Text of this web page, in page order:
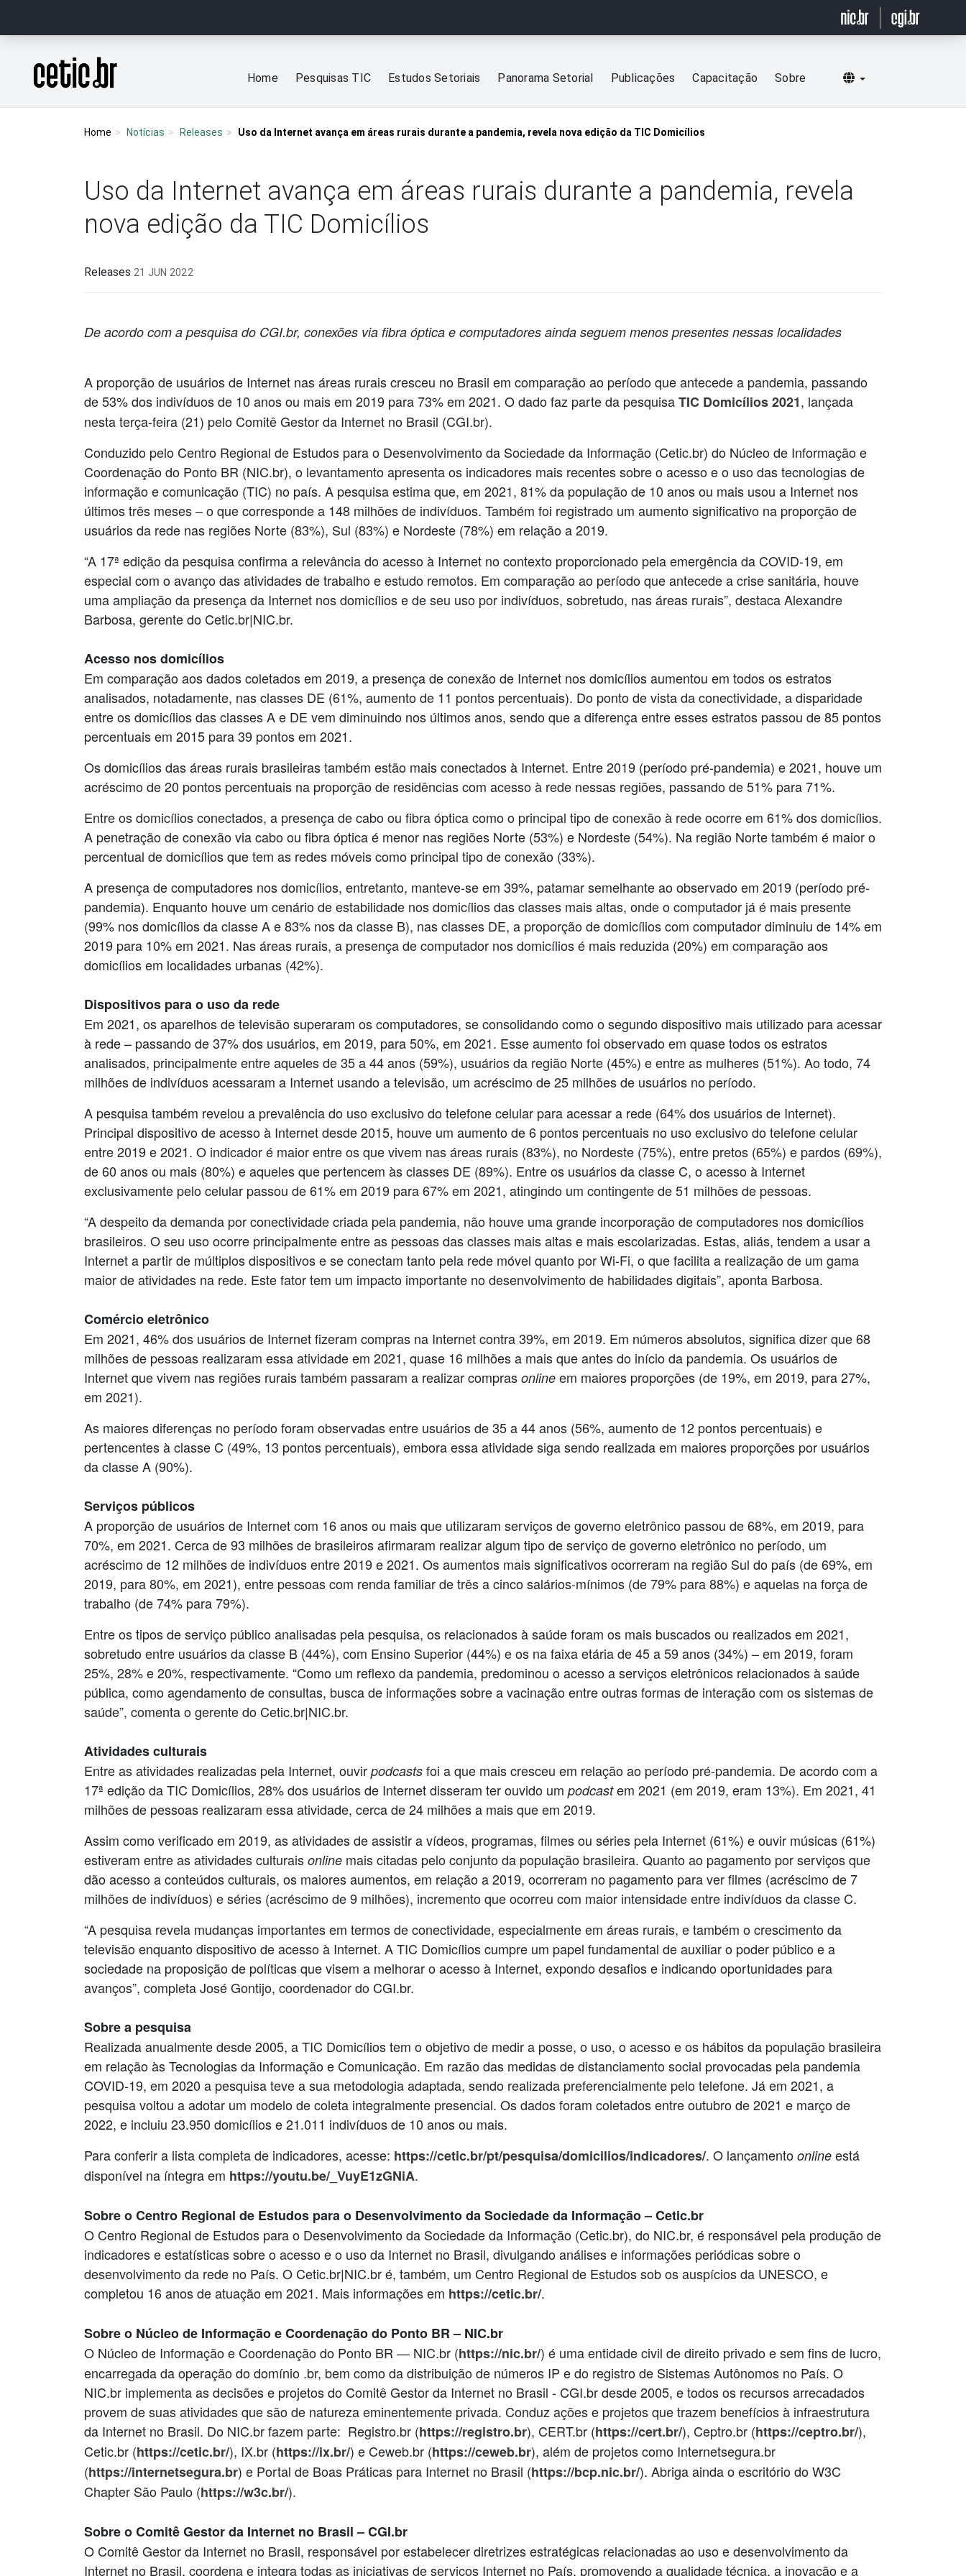
Página inicial
Home Pesquisas TIC Estudos Setoriais Panorama Setorial Publicações Capacitação Sobre Selecionar idioma
Home Notícias Releases Uso da Internet avança em áreas rurais durante a pandemia, revela nova edição da TIC Domicílios
Uso da Internet avança em áreas rurais durante a pandemia, revela
nova edição da TIC Domicílios
Releases 21 JUN 2022
De acordo com a pesquisa do CGI.br, conexões via fibra óptica e computadores ainda seguem menos presentes nessas localidades
A proporção de usuários de Internet nas áreas rurais cresceu no Brasil em comparação ao período que antecede a pandemia, passando
de 53% dos indivíduos de 10 anos ou mais em 2019 para 73% em 2021. O dado faz parte da pesquisaTIC Domicílios 2021, lançada
nesta terça-feira (21) pelo Comitê Gestor da Internet no Brasil (CGI.br).
Conduzido pelo Centro Regional de Estudos para o Desenvolvimento da Sociedade da Informação (Cetic.br) do Núcleo de Informação e
Coordenação do Ponto BR (NIC.br), o levantamento apresenta os indicadores mais recentes sobre o acesso e o uso das tecnologias de
informação e comunicação (TIC) no país. A pesquisa estima que, em 2021, 81% da população de 10 anos ou mais usou a Internet nos
últimos três meses – o que corresponde a 148 milhões de indivíduos. Também foi registrado um aumento significativo na proporção de
usuários da rede nas regiões Norte (83%), Sul (83%) e Nordeste (78%) em relação a 2019.
“A 17ª edição da pesquisa confirma a relevância do acesso à Internet no contexto proporcionado pela emergência da COVID-19, em
especial com o avanço das atividades de trabalho e estudo remotos. Em comparação ao período que antecede a crise sanitária, houve
uma ampliação da presença da Internet nos domicílios e de seu uso por indivíduos, sobretudo, nas áreas rurais”, destaca Alexandre
Barbosa, gerente do Cetic.br|NIC.br.
Acesso nos domicílios
Em comparação aos dados coletados em 2019, a presença de conexão de Internet nos domicílios aumentou em todos os estratos
analisados, notadamente, nas classes DE (61%, aumento de 11 pontos percentuais). Do ponto de vista da conectividade, a disparidade
entre os domicílios das classes A e DE vem diminuindo nos últimos anos, sendo que a diferença entre esses estratos passou de 85 pontos
percentuais em 2015 para 39 pontos em 2021.
Os domicílios das áreas rurais brasileiras também estão mais conectados à Internet. Entre 2019 (período pré-pandemia) e 2021, houve um
acréscimo de 20 pontos percentuais na proporção de residências com acesso à rede nessas regiões, passando de 51% para 71%.
Entre os domicílios conectados, a presença de cabo ou fibra óptica como o principal tipo de conexão à rede ocorre em 61% dos domicílios.
A penetração de conexão via cabo ou fibra óptica é menor nas regiões Norte (53%) e Nordeste (54%). Na região Norte também é maior o
percentual de domicílios que tem as redes móveis como principal tipo de conexão (33%).
A presença de computadores nos domicílios, entretanto, manteve-se em 39%, patamar semelhante ao observado em 2019 (período pré-
pandemia). Enquanto houve um cenário de estabilidade nos domicílios das classes mais altas, onde o computador já é mais presente
(99% nos domicílios da classe A e 83% nos da classe B), nas classes DE, a proporção de domicílios com computador diminuiu de 14% em
2019 para 10% em 2021. Nas áreas rurais, a presença de computador nos domicílios é mais reduzida (20%) em comparação aos
domicílios em localidades urbanas (42%).
Dispositivos para o uso da rede
Em 2021, os aparelhos de televisão superaram os computadores, se consolidando como o segundo dispositivo mais utilizado para acessar
à rede – passando de 37% dos usuários, em 2019, para 50%, em 2021. Esse aumento foi observado em quase todos os estratos
analisados, principalmente entre aqueles de 35 a 44 anos (59%), usuários da região Norte (45%) e entre as mulheres (51%). Ao todo, 74
milhões de indivíduos acessaram a Internet usando a televisão, um acréscimo de 25 milhões de usuários no período.
A pesquisa também revelou a prevalência do uso exclusivo do telefone celular para acessar a rede (64% dos usuários de Internet).
Principal dispositivo de acesso à Internet desde 2015, houve um aumento de 6 pontos percentuais no uso exclusivo do telefone celular
entre 2019 e 2021. O indicador é maior entre os que vivem nas áreas rurais (83%), no Nordeste (75%), entre pretos (65%) e pardos (69%),
de 60 anos ou mais (80%) e aqueles que pertencem às classes DE (89%). Entre os usuários da classe C, o acesso à Internet
exclusivamente pelo celular passou de 61% em 2019 para 67% em 2021, atingindo um contingente de 51 milhões de pessoas.
“A despeito da demanda por conectividade criada pela pandemia, não houve uma grande incorporação de computadores nos domicílios
brasileiros. O seu uso ocorre principalmente entre as pessoas das classes mais altas e mais escolarizadas. Estas, aliás, tendem a usar a
Internet a partir de múltiplos dispositivos e se conectam tanto pela rede móvel quanto por Wi-Fi, o que facilita a realização de um gama
maior de atividades na rede. Este fator tem um impacto importante no desenvolvimento de habilidades digitais”, aponta Barbosa.
Comércio eletrônico
Em 2021, 46% dos usuários de Internet fizeram compras na Internet contra 39%, em 2019. Em números absolutos, significa dizer que 68
milhões de pessoas realizaram essa atividade em 2021, quase 16 milhões a mais que antes do início da pandemia. Os usuários de
Internet que vivem nas regiões rurais também passaram a realizar compras online em maiores proporções (de 19%, em 2019, para 27%,
em 2021).
As maiores diferenças no período foram observadas entre usuários de 35 a 44 anos (56%, aumento de 12 pontos percentuais) e
pertencentes à classe C (49%, 13 pontos percentuais), embora essa atividade siga sendo realizada em maiores proporções por usuários
da classe A (90%).
Serviços públicos
A proporção de usuários de Internet com 16 anos ou mais que utilizaram serviços de governo eletrônico passou de 68%, em 2019, para
70%, em 2021. Cerca de 93 milhões de brasileiros afirmaram realizar algum tipo de serviço de governo eletrônico no período, um
acréscimo de 12 milhões de indivíduos entre 2019 e 2021. Os aumentos mais significativos ocorreram na região Sul do país (de 69%, em
2019, para 80%, em 2021), entre pessoas com renda familiar de três a cinco salários-mínimos (de 79% para 88%) e aquelas na força de
trabalho (de 74% para 79%).
Entre os tipos de serviço público analisadas pela pesquisa, os relacionados à saúde foram os mais buscados ou realizados em 2021,
sobretudo entre usuários da classe B (44%), com Ensino Superior (44%) e os na faixa etária de 45 a 59 anos (34%) – em 2019, foram
25%, 28% e 20%, respectivamente. “Como um reflexo da pandemia, predominou o acesso a serviços eletrônicos relacionados à saúde
pública, como agendamento de consultas, busca de informações sobre a vacinação entre outras formas de interação com os sistemas de
saúde”, comenta o gerente do Cetic.br|NIC.br.
Atividades culturais
Entre as atividades realizadas pela Internet, ouvir podcasts foi a que mais cresceu em relação ao período pré-pandemia. De acordo com a
17ª edição da TIC Domicílios, 28% dos usuários de Internet disseram ter ouvido um podcastem 2021 (em 2019, eram 13%). Em 2021, 41
milhões de pessoas realizaram essa atividade, cerca de 24 milhões a mais que em 2019.
Assim como verificado em 2019, as atividades de assistir a vídeos, programas, filmes ou séries pela Internet (61%) e ouvir músicas (61%)
estiveram entre as atividades culturais online mais citadas pelo conjunto da população brasileira. Quanto ao pagamento por serviços que
dão acesso a conteúdos culturais, os maiores aumentos, em relação a 2019, ocorreram no pagamento para ver filmes (acréscimo de 7
milhões de indivíduos) e séries (acréscimo de 9 milhões), incremento que ocorreu com maior intensidade entre indivíduos da classe C.
“A pesquisa revela mudanças importantes em termos de conectividade, especialmente em áreas rurais, e também o crescimento da
televisão enquanto dispositivo de acesso à Internet. A TIC Domicílios cumpre um papel fundamental de auxiliar o poder público e a
sociedade na proposição de políticas que visem a melhorar o acesso à Internet, expondo desafios e indicando oportunidades para
avanços”, completa José Gontijo, coordenador do CGI.br.
Sobre a pesquisa
Realizada anualmente desde 2005, a TIC Domicílios tem o objetivo de medir a posse, o uso, o acesso e os hábitos da população brasileira
em relação às Tecnologias da Informação e Comunicação. Em razão das medidas de distanciamento social provocadas pela pandemia
COVID-19, em 2020 a pesquisa teve a sua metodologia adaptada, sendo realizada preferencialmente pelo telefone. Já em 2021, a
pesquisa voltou a adotar um modelo de coleta integralmente presencial. Os dados foram coletados entre outubro de 2021 e março de
2022, e incluiu 23.950 domicílios e 21.011 indivíduos de 10 anos ou mais.
Para conferir a lista completa de indicadores, acesse: https://cetic.br/‌pt/‌pesquisa/‌domicilios/‌indicadores/. O lançamento online está
disponível na íntegra em https://youtu.be/_VuyE1zGNiA.
Sobre o Centro Regional de Estudos para o Desenvolvimento da Sociedade da Informação – Cetic.br
O Centro Regional de Estudos para o Desenvolvimento da Sociedade da Informação (Cetic.br), do NIC.br, é responsável pela produção de
indicadores e estatísticas sobre o acesso e o uso da Internet no Brasil, divulgando análises e informações periódicas sobre o
desenvolvimento da rede no País. O Cetic.br|NIC.br é, também, um Centro Regional de Estudos sob os auspícios da UNESCO, e
completou 16 anos de atuação em 2021. Mais informações em https://cetic.br/.
Sobre o Núcleo de Informação e Coordenação do Ponto BR – NIC.br
O Núcleo de Informação e Coordenação do Ponto BR — NIC.br (https://nic.br/) é uma entidade civil de direito privado e sem fins de lucro,
encarregada da operação do domínio .br, bem como da distribuição de números IP e do registro de Sistemas Autônomos no País. O
NIC.br implementa as decisões e projetos do Comitê Gestor da Internet no Brasil - CGI.br desde 2005, e todos os recursos arrecadados
provem de suas atividades que são de natureza eminentemente privada. Conduz ações e projetos que trazem benefícios à infraestrutura
da Internet no Brasil. Do NIC.br fazem parte: Registro.br (https://registro.br), CERT.br (https://cert.br/), Ceptro.br (https://ceptro.br/),
Cetic.br (https://cetic.br/), IX.br (https://ix.br/) e Ceweb.br (https://ceweb.br), além de projetos como Internetsegura.br
(https://internetsegura.br) e Portal de Boas Práticas para Internet no Brasil (https://bcp.nic.br/). Abriga ainda o escritório do W3C
Chapter São Paulo (https://w3c.br/).
Sobre o Comitê Gestor da Internet no Brasil – CGI.br
O Comitê Gestor da Internet no Brasil, responsável por estabelecer diretrizes estratégicas relacionadas ao uso e desenvolvimento da
Internet no Brasil, coordena e integra todas as iniciativas de serviços Internet no País, promovendo a qualidade técnica, a inovação e a